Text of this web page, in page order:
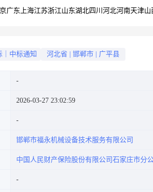
广东 上海江苏浙江山东湖北四川 河北河南天津山
｜中标通知 河北省 邯郸市 广平县
2026-03-27 23:02:59
邯郸市福永机械设备技术服务有限公司
中国人民财产保险股份有限公司石家庄市分